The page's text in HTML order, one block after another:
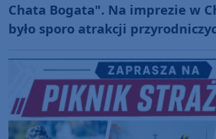
Chata Bogata". Na imprezie w
było sporo atrakcji